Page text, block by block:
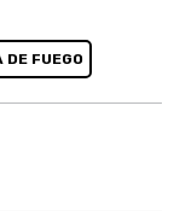
DE FUEGO